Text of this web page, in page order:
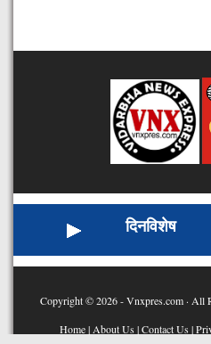
Copyright © 2026 - Vnxpres.com · All
Home|About Us |Contact Us |